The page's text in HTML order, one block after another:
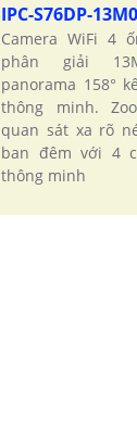
IPC-S76DP-
Camera WiFi 4
phân giải
panorama 158°
thông minh.
quan sát xa rõ
ban đêm với 4
thông minh